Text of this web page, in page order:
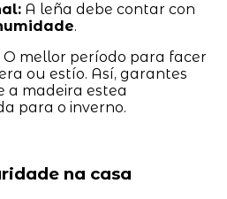
A leña debe contar con
.
O mellor período para facer
ou estío. Así, garantes
a madeira estea
para o inverno.
na casa